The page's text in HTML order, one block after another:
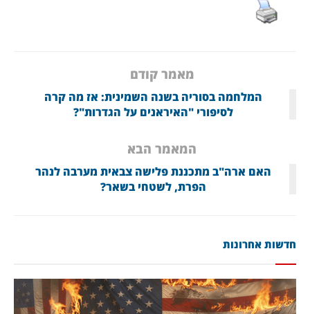
מאמר קודם
המלחמה בסוריה בשנה השמינית: אז מה קרה
לסיפורי "האיראנים על הגדרות"?
המאמר הבא
האם ארה"ב מתכננת פלישה צבאית מערבה לנהר
הפרת, לשטחי בשאר?
חדשות אחרונות